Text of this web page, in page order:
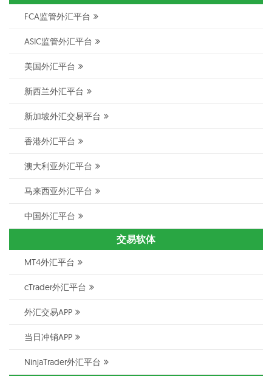
FCA监管外汇平台
ASIC监管外汇平台
美国外汇平台
新西兰外汇平台
新加坡外汇交易平台
香港外汇平台
澳大利亚外汇平台
马来西亚外汇平台
中国外汇平台
交易软体
MT4外汇平台
cTrader外汇平台
外汇交易APP
当日冲销APP
NinjaTrader外汇平台